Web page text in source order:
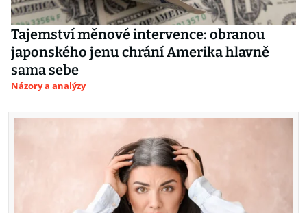
Tajemství měnové intervence: obranou
japonského jenu chrání Amerika hlavně
sama sebe
Názory a analýzy